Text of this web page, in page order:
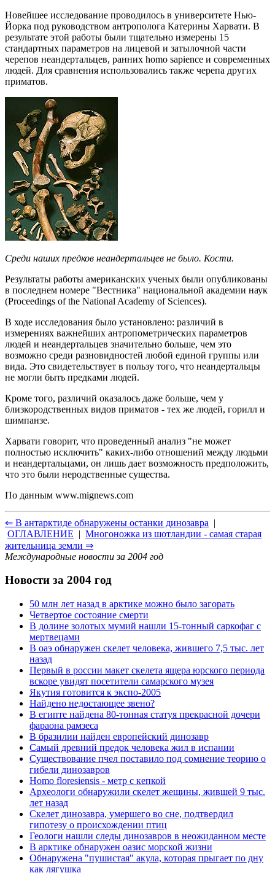
Новейшее исследование проводилось в университете Нью-
Йорка под руководством антрополога Катерины Харвати. В
результате этой работы были тщательно измерены 15
стандартных параметров на лицевой и затылочной части
черепов неандертальцев, ранних homo sapience и современных
людей. Для сравнения использовались также черепа других
приматов.
Среди наших предков неандертальцев не было. Кости.
Результаты работы американских ученых были опубликованы
в последнем номере "Вестника" национальной академии наук
(Proceedings of the National Academy of Sciences).
В ходе исследования было установлено: различий в
измерениях важнейших антропометрических параметров
людей и неандертальцев значительно больше, чем это
возможно среди разновидностей любой единой группы или
вида. Это свидетельствует в пользу того, что неандертальцы
не могли быть предками людей.
Кроме того, различий оказалось даже больше, чем у
близкородственных видов приматов - тех же людей, горилл и
шимпанзе.
Харвати говорит, что проведенный анализ "не может
полностью исключить" каких-либо отношений между людьми
и неандертальцами, он лишь дает возможность предположить,
что это были неродственные существа.
По данным www.mignews.com
⇐ В антарктиде обнаружены останки динозавра |
ОГЛАВЛЕНИЕ | Многоножка из шотландии - самая старая
жительница земли ⇒
Международные новости за 2004 год
Новости за 2004 год
50 млн лет назад в арктике можно было загорать
Четвертое состояние смерти
В долине золотых мумий нашли 15-тонный саркофаг с
мертвецами
В оаэ обнаружен скелет человека, жившего 7,5 тыс. лет
назад
Первый в россии макет скелета ящера юрского периода
вскоре увидят посетители самарского музея
Якутия готовится к экспо-2005
Найдено недостающее звено?
В египте найдена 80-тонная статуя прекрасной дочери
фараона рамзеса
В бразилии найден европейский динозавр
Самый древний предок человека жил в испании
Существование пчел поставило под сомнение теорию о
гибели динозавров
Homo floresiensis - метр с кепкой
Археологи обнаружили скелет жещины, жившей 9 тыс.
лет назад
Скелет динозавра, умершего во сне, подтвердил
гипотезу о происхождении птиц
Геологи нашли следы динозавров в неожиданном месте
В арктике обнаружен оазис морской жизни
Обнаружена "пушистая" акула, которая прыгает по дну
как лягушка